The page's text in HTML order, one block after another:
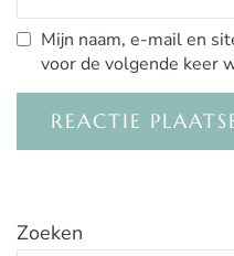
Mijn naam, e-mail en
voor de volgende keer
Zoeken